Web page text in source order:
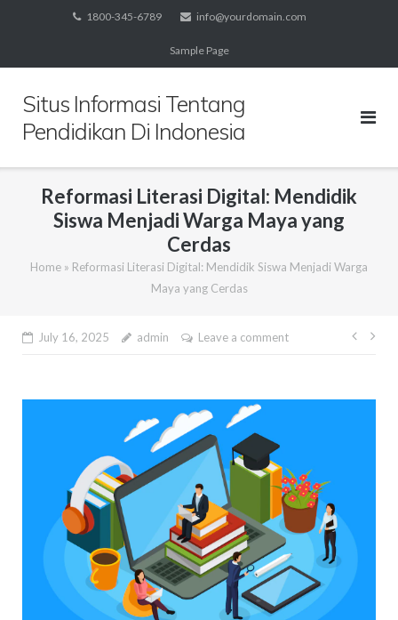
1800-345-6789 info@yourdomain.com
Sample Page
Situs Informasi Tentang
Pendidikan Di Indonesia
Reformasi Literasi Digital: Mendidik
Siswa Menjadi Warga Maya yang
Cerdas
Home » Reformasi Literasi Digital: Mendidik Siswa Menjadi Warga
Maya yang Cerdas
July 16, 2025 admin Leave a comment
Post